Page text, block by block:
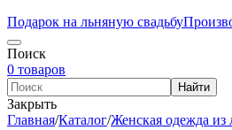
Подарок на льняную свадьбу
Поиск
0 товаров
Найти
Закрыть
Главная/Каталог/Женская одежда из